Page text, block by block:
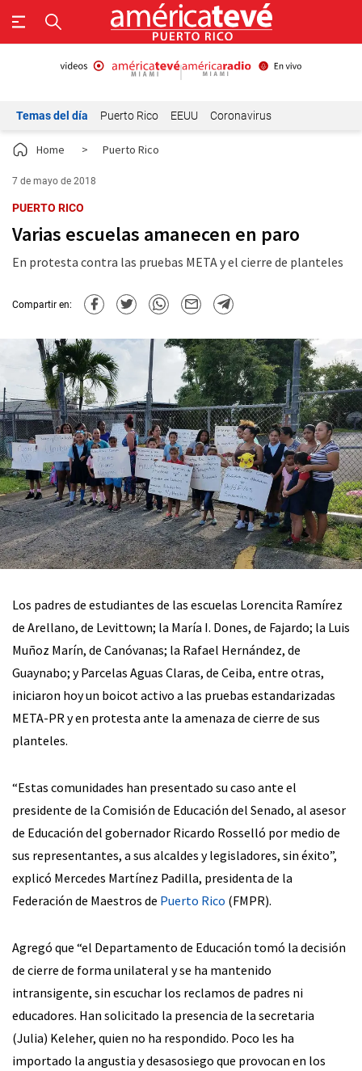
Temas del día Puerto Rico EEUU Coronavirus
Home > Puerto Rico
7 de mayo de 2018
PUERTO RICO
Varias escuelas amanecen en paro
En protesta contra las pruebas META y el cierre de planteles
Compartir en:
Los padres de estudiantes de las escuelas Lorencita Ramírez
de Arellano, de Levittown; la María I. Dones, de Fajardo; la Luis
Muñoz Marín, de Canóvanas; la Rafael Hernández, de
Guaynabo; y Parcelas Aguas Claras, de Ceiba, entre otras,
iniciaron hoy un boicot activo a las pruebas estandarizadas
META-PR y en protesta ante la amenaza de cierre de sus
planteles.
“Estas comunidades han presentado su caso ante el
presidente de la Comisión de Educación del Senado, al asesor
de Educación del gobernador Ricardo Rosselló por medio de
sus representantes, a sus alcaldes y legisladores, sin éxito”,
explicó Mercedes Martínez Padilla, presidenta de la
Federación de Maestros de Puerto Rico (FMPR).
Agregó que “el Departamento de Educación tomó la decisión
de cierre de forma unilateral y se ha mantenido
intransigente, sin escuchar los reclamos de padres ni
educadores. Han solicitado la presencia de la secretaria
(Julia) Keleher, quien no ha respondido. Poco les ha
importado la angustia y desasosiego que provocan en los